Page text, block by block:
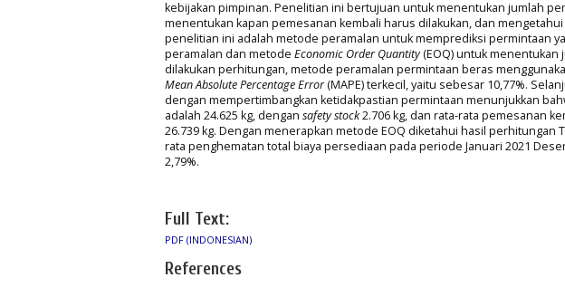
kebijakan pimpinan. Penelitian ini bertujuan untuk menentukan jumlah
menentukan kapan pemesanan kembali harus dilakukan, dan
penelitian ini adalah metode peramalan untuk memprediksi permintaan
peramalan dan metode Economic Order Quantity(EOQ) untuk menentukan
dilakukan perhitungan, metode peramalan permintaan beras
Mean Absolute Percentage Error(MAPE) terkecil, yaitu sebesar 10,77%.
dengan mempertimbangkan ketidakpastian permintaan menunjukkan
adalah 24.625 kg, dengan safety stock2.706 kg, dan rata-rata pemesanan
26.739 kg. Dengan menerapkan metode EOQ diketahui hasil perhitungan
rata penghematan total biaya persediaan pada periode Januari 2021
2,79%.
Full Text:
PDF (INDONESIAN)
References